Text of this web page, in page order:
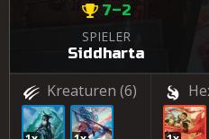
7–2
SPIELER
Siddharta
Kreaturen (6)